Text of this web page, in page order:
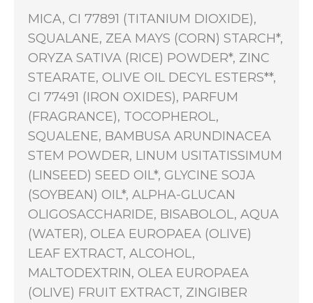
MICA, CI 77891 (TITANIUM DIOXIDE),
SQUALANE, ZEA MAYS (CORN) STARCH*,
ORYZA SATIVA (RICE) POWDER*, ZINC
STEARATE, OLIVE OIL DECYL ESTERS**,
CI 77491 (IRON OXIDES), PARFUM
(FRAGRANCE), TOCOPHEROL,
SQUALENE, BAMBUSA ARUNDINACEA
STEM POWDER, LINUM USITATISSIMUM
(LINSEED) SEED OIL*, GLYCINE SOJA
(SOYBEAN) OIL*, ALPHA-GLUCAN
OLIGOSACCHARIDE, BISABOLOL, AQUA
(WATER), OLEA EUROPAEA (OLIVE)
LEAF EXTRACT, ALCOHOL,
MALTODEXTRIN, OLEA EUROPAEA
(OLIVE) FRUIT EXTRACT, ZINGIBER